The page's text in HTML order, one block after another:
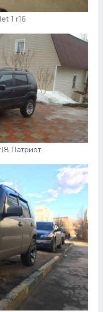
1 r16
Патриот